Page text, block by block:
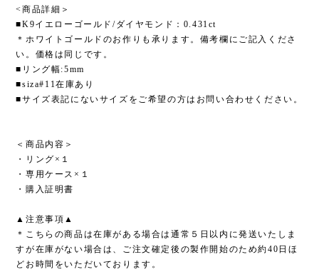
<商品詳細＞
■K9イエローゴールド/ダイヤモンド：0.431ct
＊ホワイトゴールドのお作りも承ります。備考欄にご記入くださ
い。価格は同じです。
■リング幅:5mm
■siza#11在庫あり
■サイズ表記にないサイズをご希望の方はお問い合わせください。
＜商品内容＞
・リング×１
・専用ケース×１
・購入証明書
▲注意事項▲
＊こちらの商品は在庫がある場合は通常５日以内に発送いたしま
すが在庫がない場合は、ご注文確定後の製作開始のため約40日ほ
どお時間をいただいております。